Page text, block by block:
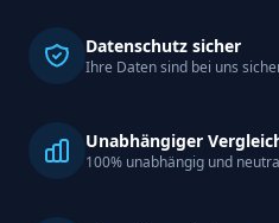
Datenschutz sicher
Ihre Daten sind bei uns
Unabhängiger
100% unabhängig und